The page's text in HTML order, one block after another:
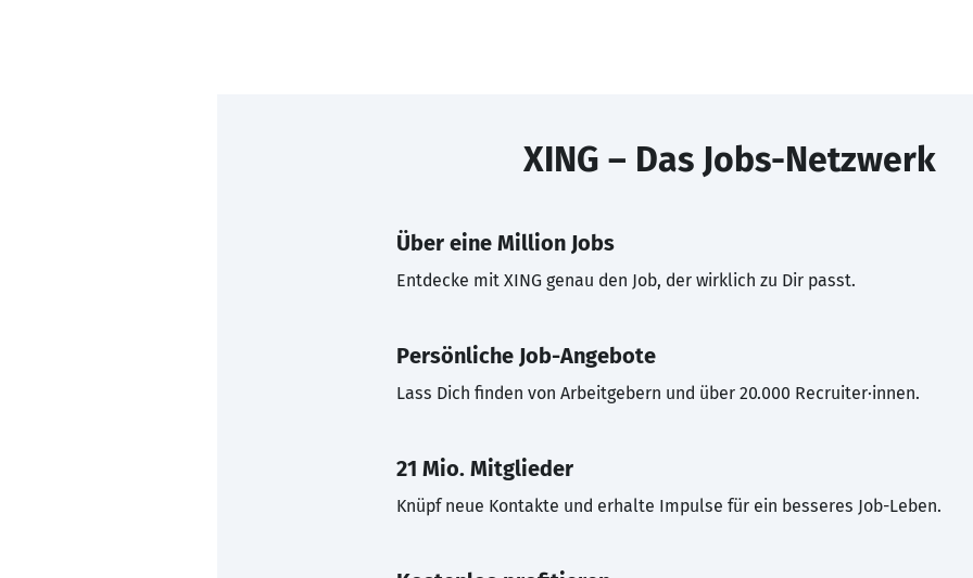
XING – Das Jobs-Netzwerk
Über eine Million Jobs
Entdecke mit XING genau den Job, der wirklich zu Dir passt.
Persönliche Job-Angebote
Lass Dich finden von Arbeitgebern und über 20.000 Recruiter·innen.
21 Mio. Mitglieder
Knüpf neue Kontakte und erhalte Impulse für ein besseres Job-Leben.